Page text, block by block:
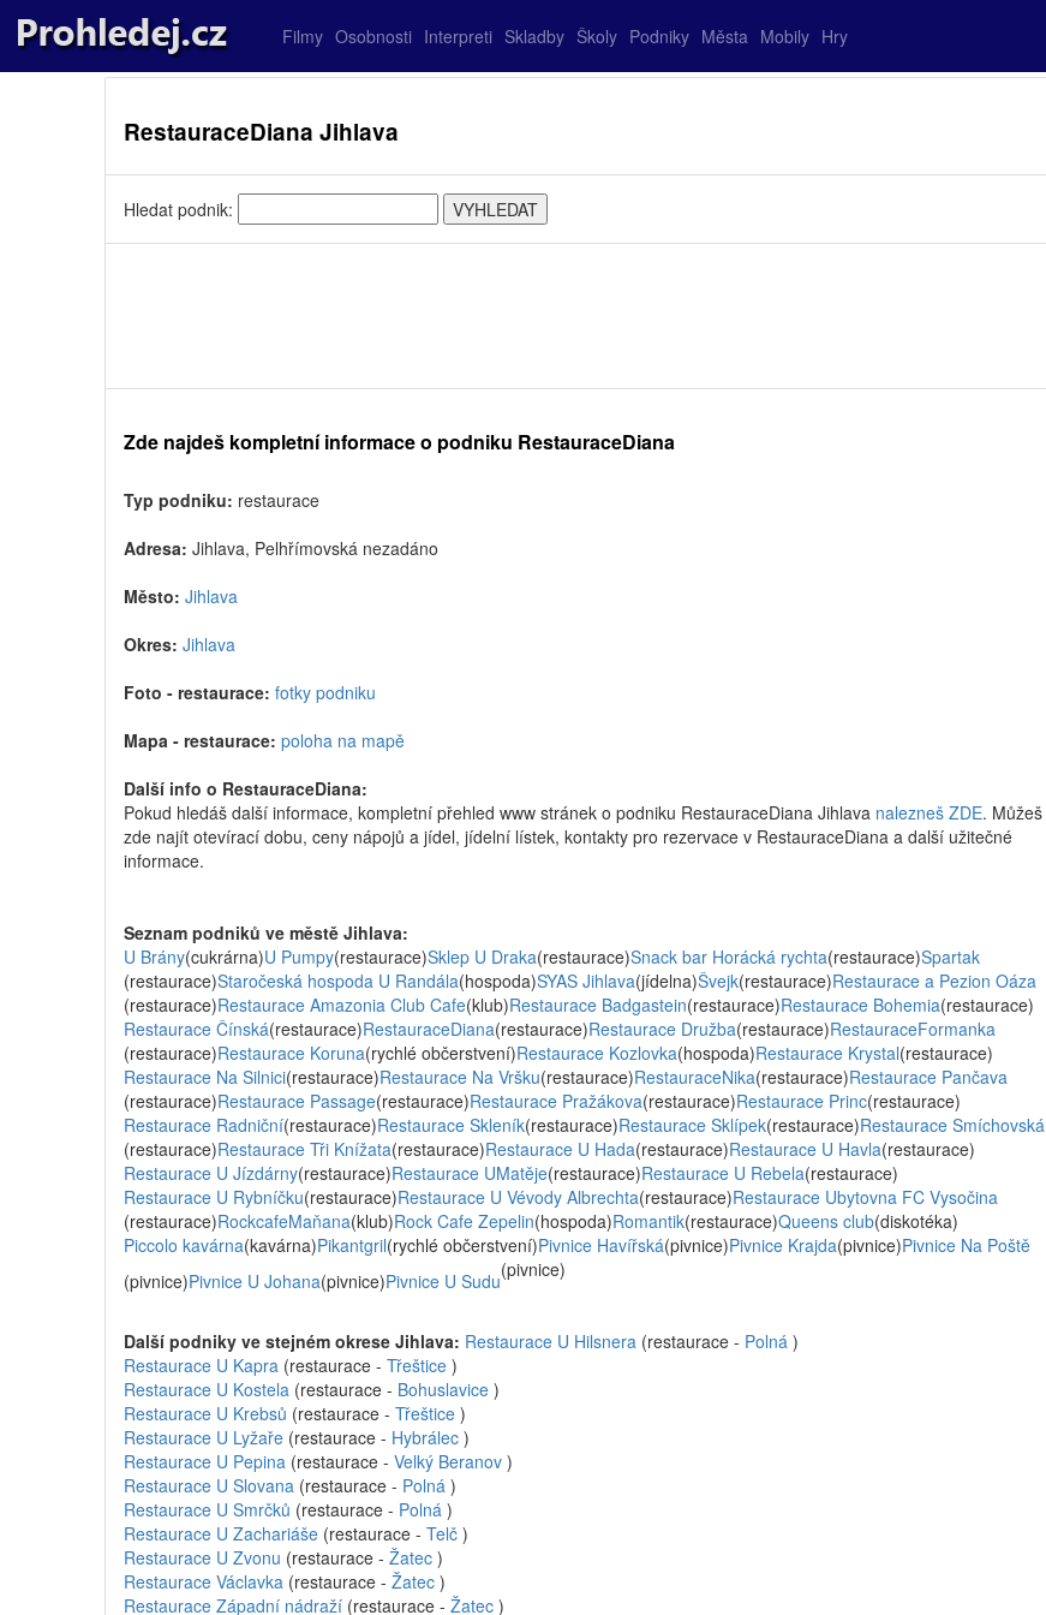
Filmy Osobnosti Interpreti Skladby Školy Podniky Města Mobily Hry
RestauraceDiana Jihlava
Hledat podnik:
Zde najdeš kompletní informace o podniku RestauraceDiana
Typ podniku: restaurace
Adresa: Jihlava, Pelhřímovská nezadáno
Město: Jihlava
Okres: Jihlava
Foto - restaurace: fotky podniku
Mapa - restaurace: poloha na mapě
Další info o RestauraceDiana:
Pokud hledáš další informace, kompletní přehled www stránek o podniku RestauraceDiana Jihlava nalezneš ZDE. Můžeš
zde najít otevírací dobu, ceny nápojů a jídel, jídelní lístek, kontakty pro rezervace v RestauraceDiana a další užitečné
informace.
Seznam podniků ve městě Jihlava:
U Brány(cukrárna)U Pumpy(restaurace)Sklep U Draka(restaurace)Snack bar Horácká rychta(restaurace)Spartak
(restaurace)Staročeská hospoda U Randála(hospoda)SYAS Jihlava(jídelna)Švejk(restaurace)Restaurace a Pezion Oáza
(restaurace)Restaurace Amazonia Club Cafe(klub)Restaurace Badgastein(restaurace)Restaurace Bohemia(restaurace)
Restaurace Čínská(restaurace)RestauraceDiana(restaurace)Restaurace Družba(restaurace)RestauraceFormanka
(restaurace)Restaurace Koruna(rychlé občerstvení)Restaurace Kozlovka(hospoda)Restaurace Krystal(restaurace)
Restaurace Na Silnici(restaurace)Restaurace Na Vršku(restaurace)RestauraceNika(restaurace)Restaurace Pančava
(restaurace)Restaurace Passage(restaurace)Restaurace Pražákova(restaurace)Restaurace Princ(restaurace)
Restaurace Radniční(restaurace)Restaurace Skleník(restaurace)Restaurace Sklípek(restaurace)Restaurace Smíchovská
(restaurace)Restaurace Tři Knížata(restaurace)Restaurace U Hada(restaurace)Restaurace U Havla(restaurace)
Restaurace U Jízdárny(restaurace)Restaurace UMatěje(restaurace)Restaurace U Rebela(restaurace)
Restaurace U Rybníčku(restaurace)Restaurace U Vévody Albrechta(restaurace)Restaurace Ubytovna FC Vysočina
(restaurace)RockcafeMaňana(klub)Rock Cafe Zepelin(hospoda)Romantik(restaurace)Queens club(diskotéka)
Piccolo kavárna(kavárna)Pikantgril(rychlé občerstvení)Pivnice Havířská(pivnice)Pivnice Krajda(pivnice)Pivnice Na Poště
(pivnice)Pivnice U Johana(pivnice)Pivnice U Sudu(pivnice)
Další podniky ve stejném okrese Jihlava: Restaurace U Hilsnera (restaurace - Polná )
Restaurace U Kapra (restaurace - Třeštice )
Restaurace U Kostela (restaurace - Bohuslavice )
Restaurace U Krebsů (restaurace - Třeštice )
Restaurace U Lyžaře (restaurace - Hybrálec )
Restaurace U Pepina (restaurace - Velký Beranov )
Restaurace U Slovana (restaurace - Polná )
Restaurace U Smrčků (restaurace - Polná )
Restaurace U Zachariáše (restaurace - Telč )
Restaurace U Zvonu (restaurace - Žatec )
Restaurace Václavka (restaurace - Žatec )
Restaurace Západní nádraží (restaurace - Žatec )